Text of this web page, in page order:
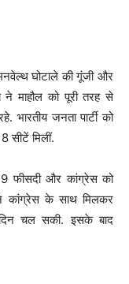
घोटाले की गूंजी और
माहौल को पूरी तरह से
जनता पार्टी को
सीटें मिलीं.
फीसदी और कांग्रेस को
कांग्रेस के साथ मिलकर
चल सकी. इसके बाद